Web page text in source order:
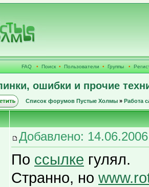
FAQ • Поиск • Пользователи • Группы •
ошибки и прочие
Список форумов Пустые Холмы » Работа
Добавлено:
По ссылке гулял.
Странно, но